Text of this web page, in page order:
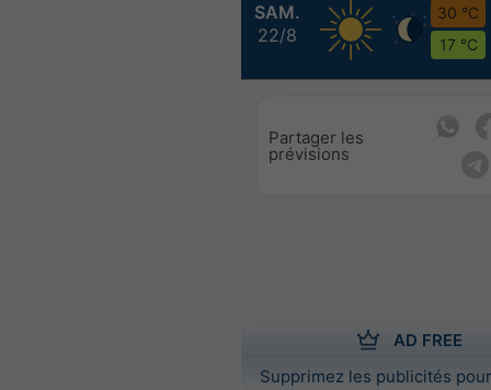
SAM.
22/8
30 °C
17 °C
Partager les
prévisions
AD FREE
Supprimez les publicités